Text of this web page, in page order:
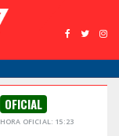
OFICIAL
HORA OFICIAL: 15:23